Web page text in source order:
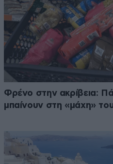
Φρένο στην ακρίβεια:
μπαίνουν στη «μάχη»